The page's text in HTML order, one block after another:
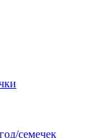
семечек